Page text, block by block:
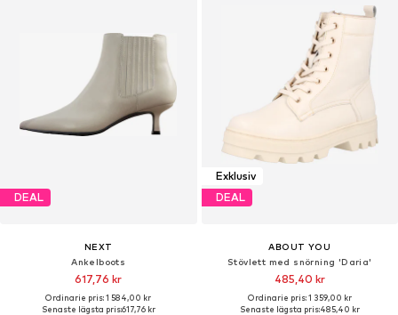
DEAL
NEXT
Ankelboots
617,76 kr
Ordinarie pris: 1 584,00 kr
Senaste lägsta pris:617,76 kr
Exklusiv
DEAL
ABOUT YOU
Stövlett med snörning 'Daria'
485,40 kr
Ordinarie pris: 1 359,00 kr
Senaste lägsta pris:485,40 kr